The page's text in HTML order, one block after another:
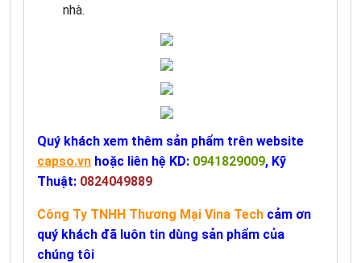
nhà.
Quý khách xem thêm sản phẩm trên website
capso.vn hoặc liên hệ KD: 0941829009, Kỹ
Thuật: 0824049889
Công Ty TNHH Thương Mại Vina Tech cảm ơn
quý khách đã luôn tin dùng sản phẩm của
chúng tôi